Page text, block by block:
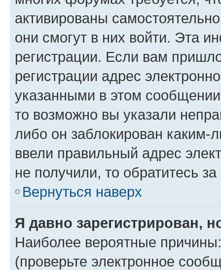
активированы
они смогут в них войти. Эта
регистрации. Если вам
регистрации адрес
указанными в этом
то возможно вы указали
либо он заблокирован
ввели правильный адрес
не получили, то обратитесь
Вернуться наверх
Я давно зарегистрирован,
Наиболее вероятные
(проверьте электронное